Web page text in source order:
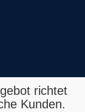
richtet
Kunden.